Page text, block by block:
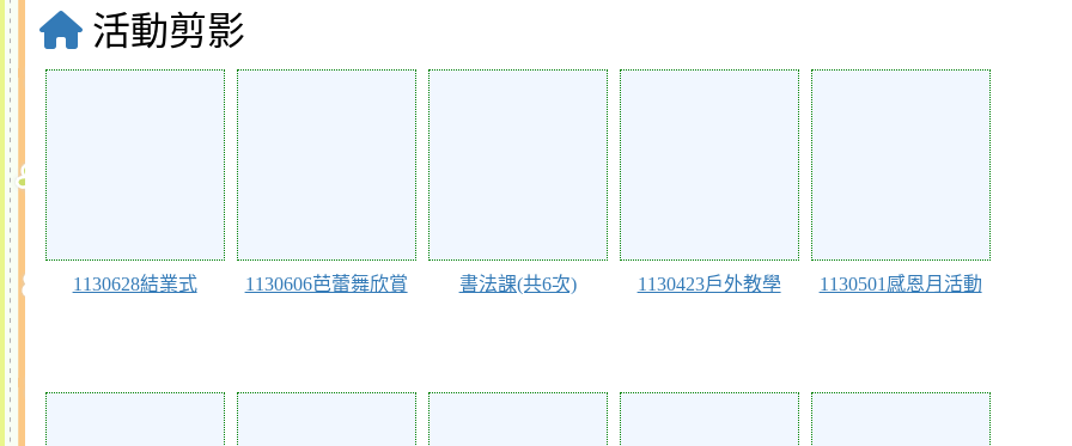
活動剪影
1130628結業式 1130606芭蕾舞欣賞 書法課(共6次) 1130423戶外教學 1130501感恩月活動